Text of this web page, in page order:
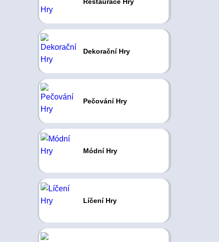
Dekorační Hry
Pečování Hry
Módní Hry
Líčení Hry